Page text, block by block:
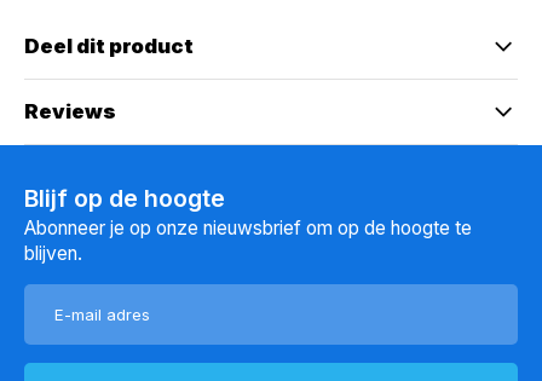
Deel dit product
Reviews
Blijf op de hoogte
Abonneer je op onze nieuwsbrief om op de hoogte te
blijven.